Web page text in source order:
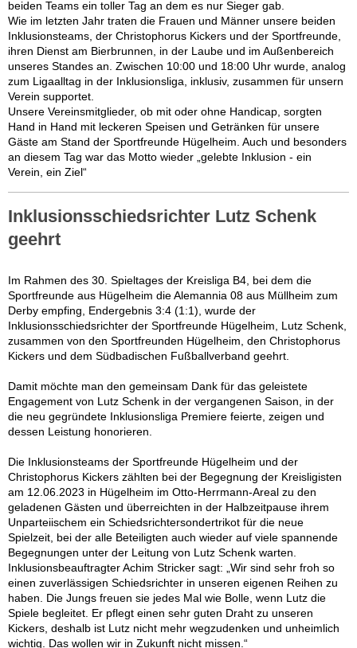
beiden Teams ein toller Tag an dem es nur Sieger gab.
Wie im letzten Jahr traten die Frauen und Männer unsere beiden
Inklusionsteams, der Christophorus Kickers und der Sportfreunde,
ihren Dienst am Bierbrunnen, in der Laube und im Außenbereich
unseres Standes an. Zwischen 10:00 und 18:00 Uhr wurde, analog
zum Ligaalltag in der Inklusionsliga, inklusiv, zusammen für unsern
Verein supportet.
Unsere Vereinsmitglieder, ob mit oder ohne Handicap, sorgten
Hand in Hand mit leckeren Speisen und Getränken für unsere
Gäste am Stand der Sportfreunde Hügelheim. Auch und besonders
an diesem Tag war das Motto wieder „gelebte Inklusion - ein
Verein, ein Ziel“
Inklusionsschiedsrichter Lutz Schenk
geehrt
Im Rahmen des 30. Spieltages der Kreisliga B4, bei dem die
Sportfreunde aus Hügelheim die Alemannia 08 aus Müllheim zum
Derby empfing, Endergebnis 3:4 (1:1), wurde der
Inklusionsschiedsrichter der Sportfreunde Hügelheim, Lutz Schenk,
zusammen von den Sportfreunden Hügelheim, den Christophorus
Kickers und dem Südbadischen Fußballverband geehrt.
Damit möchte man den gemeinsam Dank für das geleistete
Engagement von Lutz Schenk in der vergangenen Saison, in der
die neu gegründete Inklusionsliga Premiere feierte, zeigen und
dessen Leistung honorieren.
Die Inklusionsteams der Sportfreunde Hügelheim und der
Christophorus Kickers zählten bei der Begegnung der Kreisligisten
am 12.06.2023 in Hügelheim im Otto-Herrmann-Areal zu den
geladenen Gästen und überreichten in der Halbzeitpause ihrem
Unparteiischem ein Schiedsrichtersondertrikot für die neue
Spielzeit, bei der alle Beteiligten auch wieder auf viele spannende
Begegnungen unter der Leitung von Lutz Schenk warten.
Inklusionsbeauftragter Achim Stricker sagt: „Wir sind sehr froh so
einen zuverlässigen Schiedsrichter in unseren eigenen Reihen zu
haben. Die Jungs freuen sie jedes Mal wie Bolle, wenn Lutz die
Spiele begleitet. Er pflegt einen sehr guten Draht zu unseren
Kickers, deshalb ist Lutz nicht mehr wegzudenken und unheimlich
wichtig. Das wollen wir in Zukunft nicht missen.“